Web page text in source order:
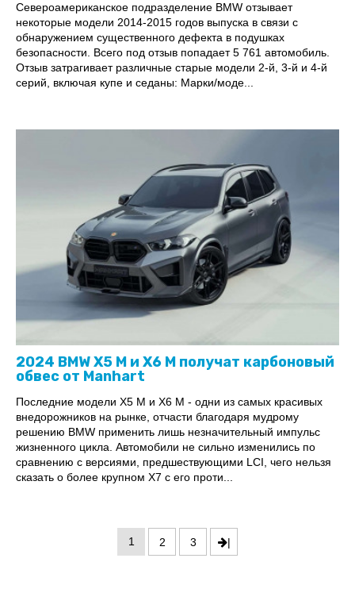
Североамериканское подразделение BMW отзывает
некоторые модели 2014-2015 годов выпуска в связи с
обнаружением существенного дефекта в подушках
безопасности. Всего под отзыв попадает 5 761 автомобиль.
Отзыв затрагивает различные старые модели 2-й, 3-й и 4-й
серий, включая купе и седаны: Марки/моде...
2024 BMW X5 M и X6 M получат карбоновый
обвес от Manhart
Последние модели X5 M и X6 M - одни из самых красивых
внедорожников на рынке, отчасти благодаря мудрому
решению BMW применить лишь незначительный импульс
жизненного цикла. Автомобили не сильно изменились по
сравнению с версиями, предшествующими LCI, чего нельзя
сказать о более крупном X7 с его проти...
1 2 3 |